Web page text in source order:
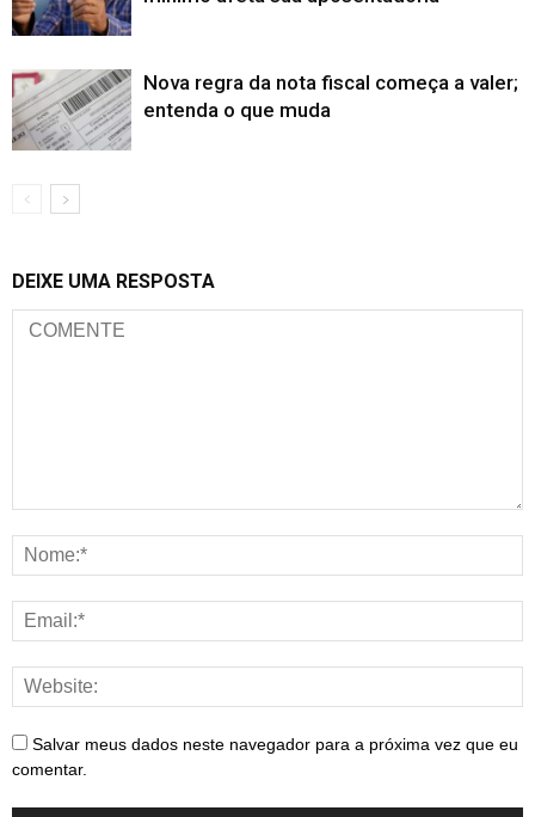
Nova regra da nota fiscal começa a valer;
entenda o que muda
DEIXE UMA RESPOSTA
Salvar meus dados neste navegador para a próxima vez que eu
comentar.